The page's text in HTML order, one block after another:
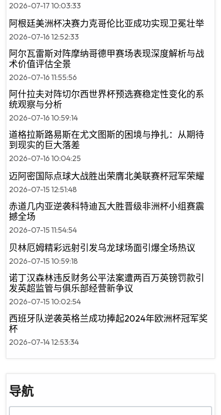
2026-07-17 10:03:33
阿根廷美洲杯决赛力克哥伦比亚成功实现卫冕壮举
2026-07-16 12:52:33
阿尔瓦雷斯对阵摩纳哥德甲赛场表现深度解析与战
术价值评估全景
2026-07-16 11:55:56
阿什拉夫对阵切尔西世界杯预选赛稳定性变化的系
统观察与分析
2026-07-16 10:59:14
道格拉斯路易斯在尤文图斯的困境与挣扎：从期待
到现实的巨大落差
2026-07-16 10:04:25
迈阿密国际点球大战胜出荣膺北美联赛杯冠军荣耀
2026-07-15 12:51:48
赤道几内亚逆袭科特迪瓦大胜晋级非洲杯小组赛震
撼全场
2026-07-15 11:54:54
贝林厄姆精彩远射引发乌龙球场面引爆全场热议
2026-07-15 10:59:18
诺丁汉森林违反财务公平法案遭两百万英镑罚款引
发英超监管与俱乐部经营新争议
2026-07-15 10:02:54
西班牙队逆袭英格兰成功捧起2024年欧洲杯冠军奖
杯
2026-07-14 12:53:34
导航